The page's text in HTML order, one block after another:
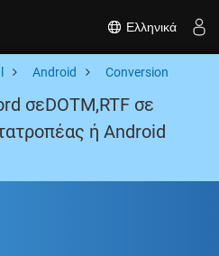
Ελληνικά
Android Conversion
σεDOTM,RTF σε
ή Android